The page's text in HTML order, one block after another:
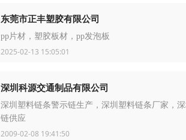
东莞市正丰塑胶有限公司
pp片材，塑胶板材，pp发泡板
2025-02-13 15:05:01
深圳科源交通制品有限公司
深圳塑料链条警示链生产，深圳塑料链条厂家，
链供应
2009-02-08 19:41:50